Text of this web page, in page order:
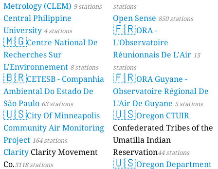
Metrology (CLEM) 9 stations
Central Philippine
University 4 stations
🇲🇬Centre National De
Recherches Sur
L'Environnement 8 stations
🇧🇷CETESB - Companhia
Ambiental Do Estado De
São Paulo 63 stations
🇺🇸City Of Minneapolis
Community Air Monitoring
Project 164 stations
Clarity Clarity Movement
Co.3118 stations
stations
Open Sense 850 stations
🇫🇷ORA -
L'Observatoire
Réunionnais De L’Air 15
stations
🇫🇷ORA Guyane -
Observatoire Régional De
L'Air De Guyane 5 stations
🇺🇸Oregon CTUIR
Confederated Tribes of the
Umatilla Indian
Reservation44 stations
🇺🇸Oregon Department